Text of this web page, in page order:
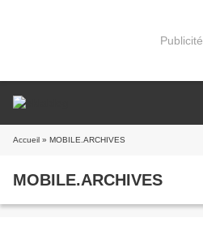
Publicité
Accueil » MOBILE.ARCHIVES
MOBILE.ARCHIVES